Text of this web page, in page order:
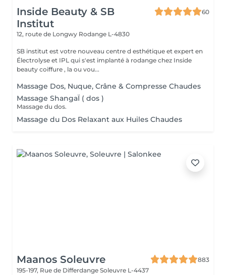
Inside Beauty & SB
Institut
60
12, route de Longwy Rodange L-4830
SB institut est votre nouveau centre d esthétique et expert en
Électrolyse et IPL qui s'est implanté à rodange chez Inside
beauty coiffure , la ou vou...
Massage Dos, Nuque, Crâne & Compresse Chaudes
Massage ShangaÏ ( dos )
Massage du dos.
Massage du Dos Relaxant aux Huiles Chaudes
Maanos Soleuvre
883
195-197, Rue de Differdange Soleuvre L-4437